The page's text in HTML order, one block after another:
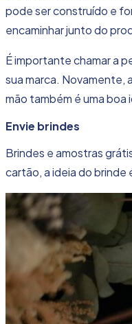
pode ser construído e
encaminhar junto do
É importante chamar a
sua marca. Novamente,
mão também é uma
Envie brindes
Brindes e amostras
cartão, a ideia do